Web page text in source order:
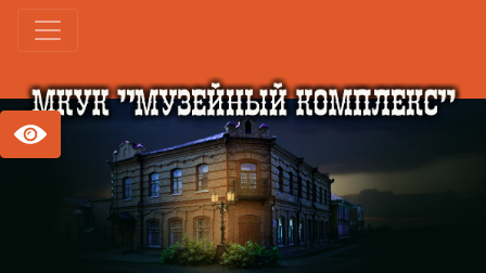
МУНИЦИПАЛЬНОЕ КАЗЕННОЕ УЧРЕЖДЕНИЕ КУЛЬТУРЫ
ГОРОДА КУЙБЫШЕВА КУЙБЫШЕВСКОГО РАЙОНА
НОВОСИБИРСКОЙ ОБЛАСТИ
"МУЗЕЙНЫЙ КОМПЛЕКС"